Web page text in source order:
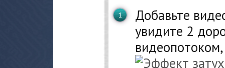
Добавьте
увидите 2